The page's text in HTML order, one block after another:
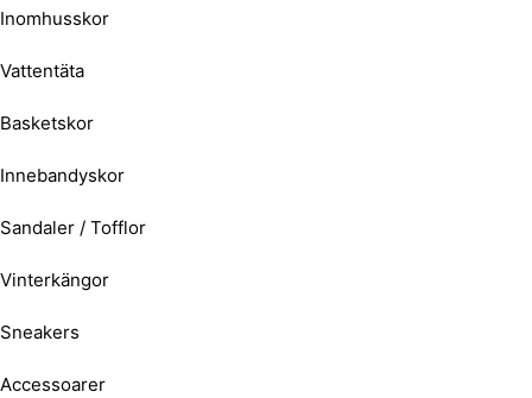
Inomhusskor
Vattentäta
Basketskor
Innebandyskor
Sandaler / Tofflor
Vinterkängor
Sneakers
Accessoarer